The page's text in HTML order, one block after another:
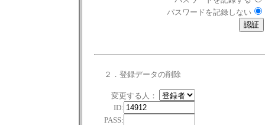
パスワードを記録しない
２．登録データの削除
変更する人：
ID:
PASS: